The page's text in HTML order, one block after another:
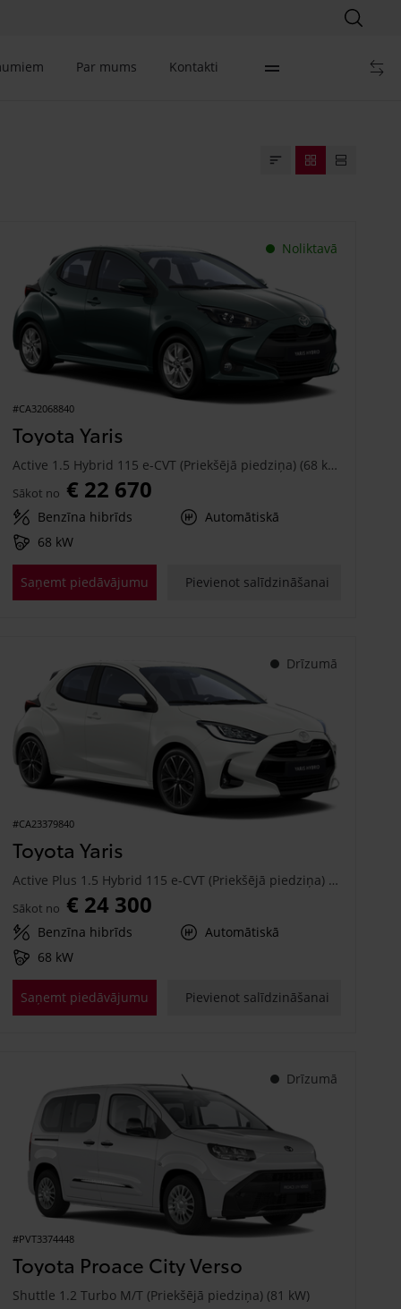
Par mums Kontakti
Noliktavā
#CA32068840
Toyota Yaris
Active 1.5 Hybrid 115 e-CVT (Priekšējā piedziņa) (68 kW)
Sākot no € 22 670
Benzīna hibrīds
Automātiskā
68 kW
Saņemt piedāvājumu Pievienot salīdzināšanai
Drīzumā
#CA23379840
Toyota Yaris
Active Plus 1.5 Hybrid 115 e-CVT (Priekšējā piedziņa) (68 kW)
Sākot no € 24 300
Benzīna hibrīds
Automātiskā
68 kW
Saņemt piedāvājumu Pievienot salīdzināšanai
Drīzumā
#PVT3374448
Toyota Proace City Verso
Shuttle 1.2 Turbo M/T (Priekšējā piedziņa) (81 kW)